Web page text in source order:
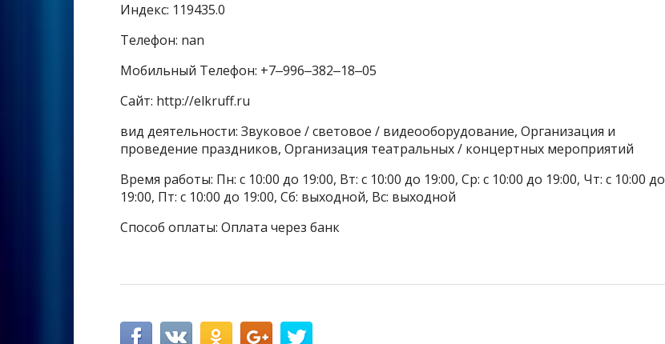
Индекс: 119435.0
Телефон: nan
Мобильный Телефон: +7‒996‒382‒18‒05
Сайт: http://elkruff.ru
вид деятельности: Звуковое / световое / видеооборудование, Организация и
проведение праздников, Организация театральных / концертных мероприятий
Время работы: Пн: с 10:00 до 19:00, Вт: с 10:00 до 19:00, Ср: с 10:00 до 19:00, Чт: с 10:00 до
19:00, Пт: с 10:00 до 19:00, Сб: выходной, Вс: выходной
Способ оплаты: Оплата через банк